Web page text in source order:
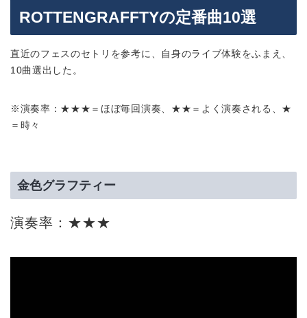
ROTTENGRAFFTYの定番曲10選
直近のフェスのセトリを参考に、自身のライブ体験をふまえ、
10曲選出した。
※演奏率：★★★＝ほぼ毎回演奏、★★＝よく演奏される、★
＝時々
金色グラフティー
演奏率：★★★